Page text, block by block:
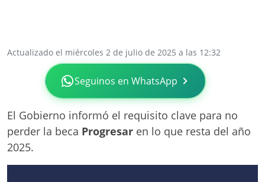
Actualizado el miércoles 2 de julio de 2025 a las 12:32
Seguinos en WhatsApp
El Gobierno informó el requisito clave para no
perder la beca Progresar en lo que resta del año
2025.